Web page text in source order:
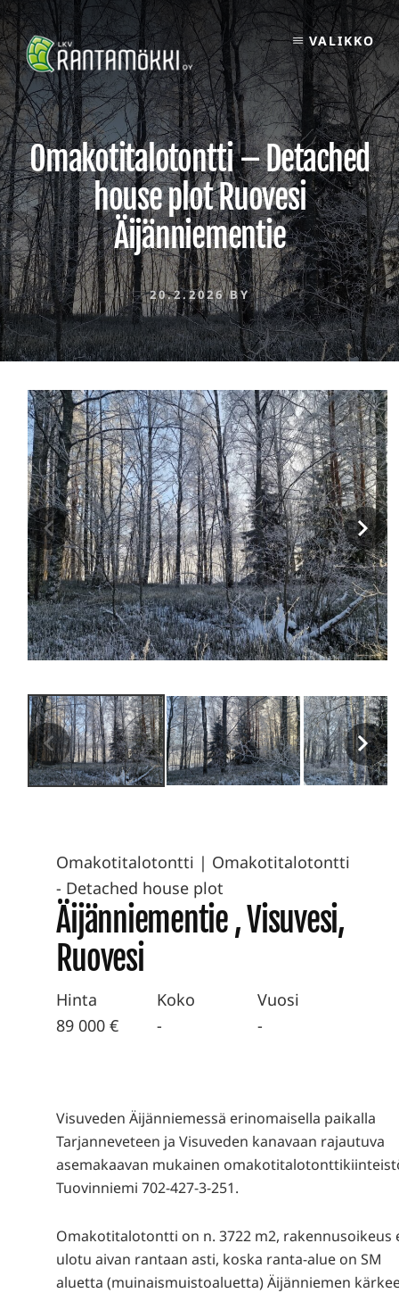
Skip
to
content
VALIKKO
Omakotitalotontti – Detached
house plot Ruovesi
Äijänniementie
20.2.2026BY
Omakotitalotontti | Omakotitalotontti
- Detached house plot
Äijänniementie , Visuvesi,
Ruovesi
Hinta
89 000 €
Koko
-
Vuosi
-
Visuveden Äijänniemessä erinomaisella paikalla
Tarjanneveteen ja Visuveden kanavaan rajautuva
asemakaavan mukainen
Tuovinniemi 702-427-3-251.
Omakotitalotontti on n. 3722 m2, rakennusoikeus
ulotu aivan rantaan asti, koska ranta-alue on SM
aluetta (muinaismuistoaluetta) Äijänniemen